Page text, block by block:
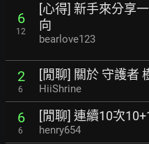
6
12
[心得] 新手來分享
向
bearlove123
2
6
[閒聊] 關於 守護者
HiiShrine
6
6
[閒聊] 連續10次
henry654